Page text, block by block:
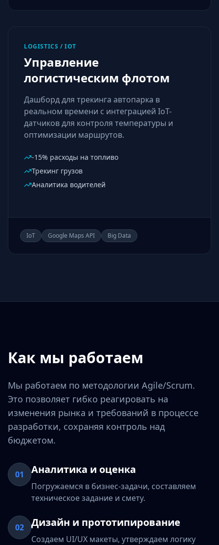
LOGISTICS / IOT
Управление
логистическим флотом
Дашборд для трекинга автопарка в
реальном времени с интеграцией IoT-
датчиков для контроля температуры и
оптимизации маршрутов.
-15% расходы на топливо
Трекинг грузов
Аналитика водителей
IoT Google Maps API Big Data
Как мы работаем
Мы работаем по методологии Agile/Scrum.
Это позволяет гибко реагировать на
изменения рынка и требований в процессе
разработки, сохраняя контроль над
бюджетом.
01 Аналитика и оценка
Погружаемся в бизнес-задачи, составляем
техническое задание и смету.
02 Дизайн и прототипирование
Создаем UI/UX макеты, утверждаем логику